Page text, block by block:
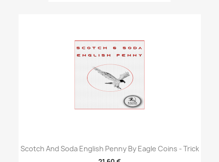
Scotch And Soda English Penny By Eagle Coins - Trick